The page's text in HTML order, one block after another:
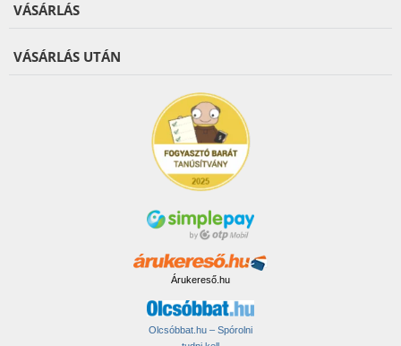
VÁSÁRLÁS
VÁSÁRLÁS UTÁN
Árukereső.hu
Olcsóbbat.hu – Spórolni